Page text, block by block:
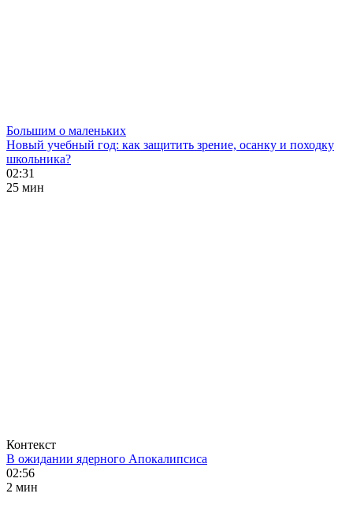
Большим о маленьких
Новый учебный год: как защитить зрение, осанку и походку
школьника?
02:31
25 мин
Контекст
В ожидании ядерного Апокалипсиса
02:56
2 мин